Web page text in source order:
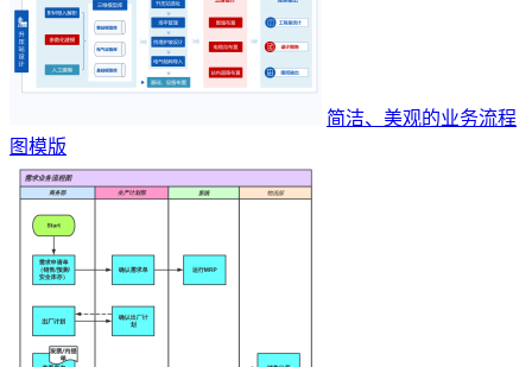
简洁、美观的业务流程
图模版